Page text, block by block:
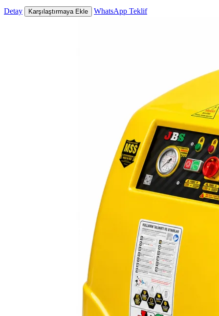
Detay Karşılaştırmaya Ekle WhatsApp Teklif